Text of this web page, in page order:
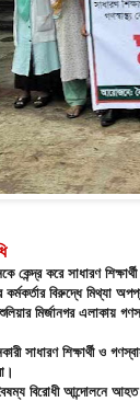
কেন্দ্র করে সাধারণ
বিরুদ্ধে মিথ্যা
মির্জানগর এলাকায়
সাধারণ শিক্ষার্থী ও
বিরোধী আন্দোলনে